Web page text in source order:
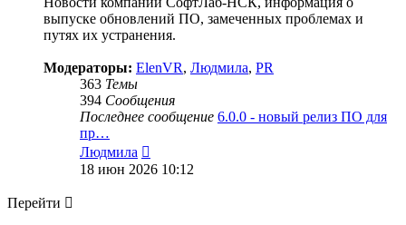
выпуске обновлений ПО, замеченных проблемах и
путях их устранения.
Модераторы: ElenVR, Людмила, PR
363 Темы
394 Сообщения
Последнее сообщение 6.0.0 - новый релиз ПО для
пр…
Людмила
к
18 июн 2026 10:12
Перейти